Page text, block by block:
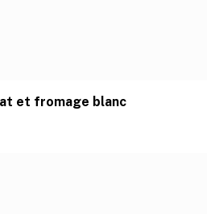
et fromage blanc